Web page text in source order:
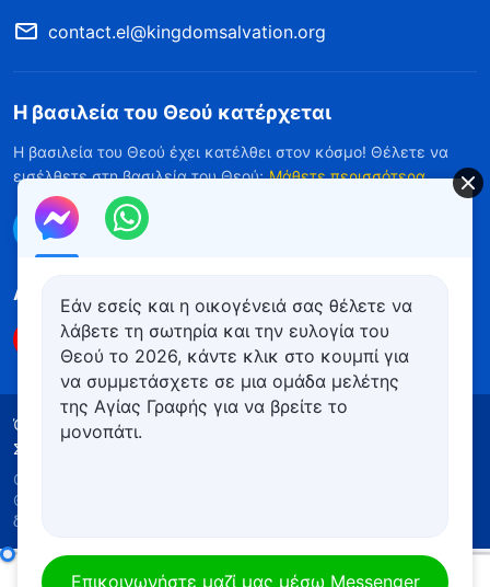
contact.el@kingdomsalvation.org
Η βασιλεία του Θεού κατέρχεται
Η βασιλεία του Θεού έχει κατέλθει στον κόσμο! Θέλετε να
εισέλθετε στη βασιλεία του Θεού; Μάθετε περισσότερα
Επικοινωνήστε μαζί μας μέσω Messenger
Ακολουθήστε μας
Όροι Χρήσης
Πολιτική απορρήτου
Συντελεστές
Copyright © 2026
Θεού
δικαιώματος.
Εάν εσείς και η οικογένειά σας θέλετε να
λάβετε τη σωτηρία και την ευλογία του
Θεού το 2026, κάντε κλικ στο κουμπί για
να συμμετάσχετε σε μια ομάδα μελέτης
της Αγίας Γραφής για να βρείτε το
μονοπάτι.
Επικοινωνήστε μαζί μας μέσω Messenger